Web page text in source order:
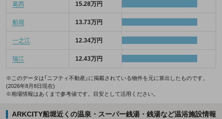
葛西 15.28万円
船堀 13.73万円
一之江 12.34万円
瑞江 12.43万円
※このデータは「ニフティ不動産」に掲載されている物件を元に算出したものです。
(2026年8月8日現在)
※相場情報はあくまで参考値です。目安として活用ください。
ARKCITY船堀近くの温泉・スーパー銭湯・銭湯など温浴施設情報